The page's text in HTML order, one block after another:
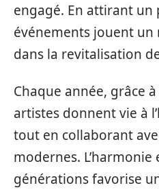
engagé. En attirant un
événements jouent
dans la revitalisation
Chaque année, grâce
artistes donnent vie à
tout en collaborant
modernes.
générations favorise